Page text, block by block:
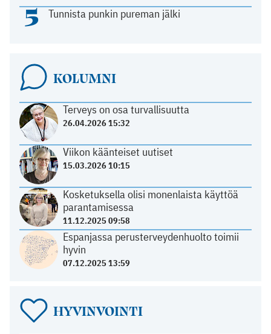
5 Tunnista punkin pureman jälki
KOLUMNI
Terveys on osa turvallisuutta
26.04.2026 15:32
Viikon käänteiset uutiset
15.03.2026 10:15
Kosketuksella olisi monenlaista käyttöä
parantamisessa
11.12.2025 09:58
Espanjassa perusterveydenhuolto toimii
hyvin
07.12.2025 13:59
HYVINVOINTI